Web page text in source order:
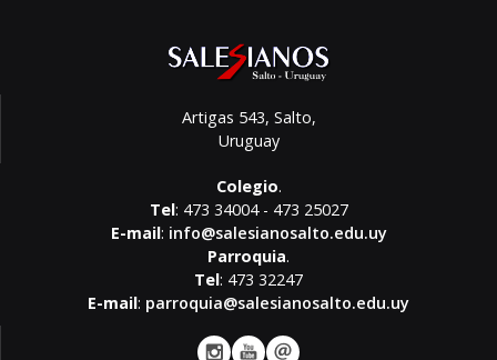
Artigas 543, Salto,
Uruguay
Colegio.
Tel: 473 34004 - 473 25027
E-mail: info@salesianosalto.edu.uy
Parroquia.
Tel: 473 32247
E-mail: parroquia@salesianosalto.edu.uy